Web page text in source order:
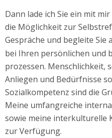
Dann lade ich Sie ein mit
die Möglichkeit zur
Gespräche und begleite
bei Ihren persönlichen und
prozessen. Menschlichkeit,
Anliegen und Bedürfnisse
Sozialkompetenz sind die
Meine umfangreiche
sowie meine interkulturelle
zur Verfügung.